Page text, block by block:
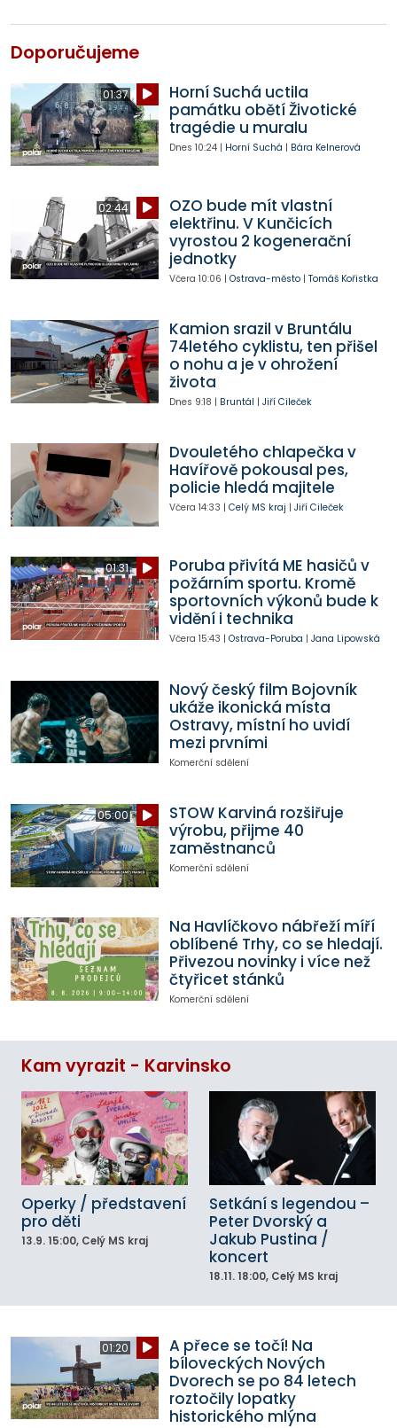
Doporučujeme
01:37
Horní Suchá uctila
památku obětí Životické
tragédie u muralu
Dnes 10:24| Horní Suchá | Bára Kelnerová
02:44
OZO bude mít vlastní
elektřinu. V Kunčicích
vyrostou 2 kogenerační
jednotky
Včera 10:06 | Ostrava-město| Tomáš Kořistka
Kamion srazil v Bruntálu
74letého cyklistu, ten přišel
o nohu a je v ohrožení
života
Dnes 9:18 | Bruntál | Jiří Cileček
Dvouletého chlapečka v
Havířově pokousal pes,
policie hledá majitele
Včera 14:33 | Celý MS kraj | Jiří Cileček
01:31
Poruba přivítá ME hasičů v
požárním sportu. Kromě
sportovních výkonů bude k
vidění i technika
Včera 15:43 | Ostrava-Poruba | Jana Lipowská
Nový český film Bojovník
ukáže ikonická místa
Ostravy, místní ho uvidí
mezi prvními
Komerční sdělení
05:00
STOW Karviná rozšiřuje
výrobu, přijme 40
zaměstnanců
Komerční sdělení
Na Havlíčkovo nábřeží míří
oblíbené Trhy, co se hledají.
Přivezou novinky i více než
čtyřicet stánků
Komerční sdělení
Kam vyrazit - Karvinsko
Operky / představení
pro děti
13.9. 15:00, Celý MS kraj
Setkání s legendou –
Peter Dvorský a
Jakub Pustina /
koncert
18.11. 18:00, Celý MS kraj
01:20
A přece se točí! Na
bíloveckých Nových
Dvorech se po 84 letech
roztočily lopatky
historického mlýna